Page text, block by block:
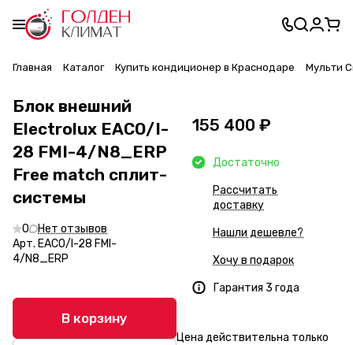
Главная Каталог Купить кондиционер в Краснодаре Мульти
Блок внешний
Electrolux EACO/I-
28 FMI-4/N8_ERP
Free match сплит-
системы
0
Нет отзывов
Арт. EACO/I-28 FMI-
4/N8_ERP
В корзину
155 400 ₽
Достаточно
Рассчитать
доставку
Нашли дешевле?
Хочу в подарок
Гарантия 3 года
Цена действительна только